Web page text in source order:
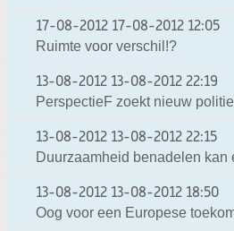
17-08-2012 17-08-2012 12:05
Ruimte voor verschil!?
13-08-2012 13-08-2012 22:19
PerspectieF zoekt nieuw
13-08-2012 13-08-2012 22:15
Duurzaamheid benadelen kan
13-08-2012 13-08-2012 18:50
Oog voor een Europese